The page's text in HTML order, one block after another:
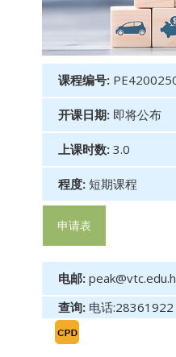
课程编号:
开课日期: 即将公布
上课时数: 3.0
程度: 短期课程
申请表
电邮:
查询: 电话:28361922